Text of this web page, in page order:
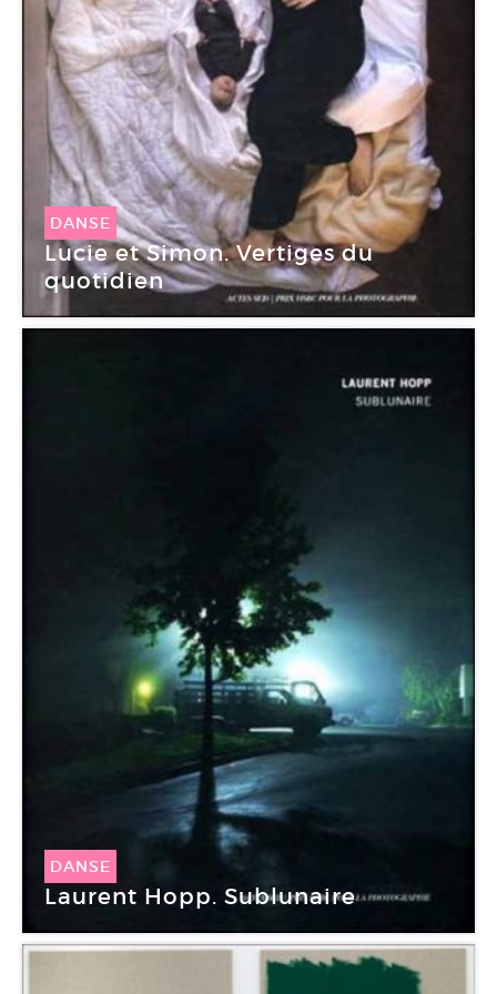
DANSE
Lucie et Simon. Vertiges du
quotidien
DANSE
Laurent Hopp. Sublunaire